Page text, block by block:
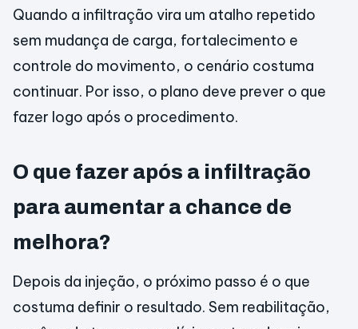
Quando a infiltração vira um atalho repetido
sem mudança de carga, fortalecimento e
controle do movimento, o cenário costuma
continuar. Por isso, o plano deve prever o que
fazer logo após o procedimento.
O que fazer após a infiltração
para aumentar a chance de
melhora?
Depois da injeção, o próximo passo é o que
costuma definir o resultado. Sem reabilitação,